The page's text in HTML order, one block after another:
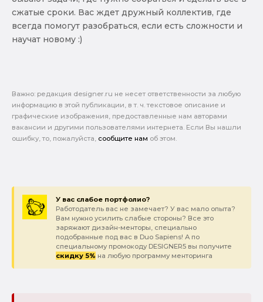
сжатые сроки. Вас ждет дружный коллектив, где
всегда помогут разобраться, если есть сложности и
научат новому :)
Важно: pедакция designer.ru не несет ответственности за любую
информацию в этой публикации, в т. ч. текстовое описание и
графические изображения, предоставленные нам авторами
вакансии и другими пользователями интернета. Если Вы нашли
ошибку, то, пожалуйста, сообщите нам об этом.
У вас слабое портфолио?
Работодатель вас не замечает? У вас мало опыта?
Вам нужно усилить слабые стороны? Все это
заряжают дизайн-менторы, специально
подобранные под вас в Duo Sapiens! А по
специальному промокоду DESIGNER5 вы получите
скидку 5% на любую программу менторинга